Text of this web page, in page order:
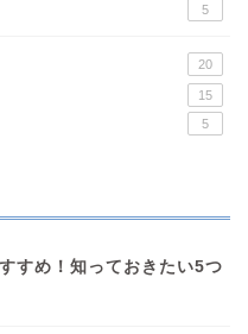
5
20
15
5
すめ！知っておきたい5つ